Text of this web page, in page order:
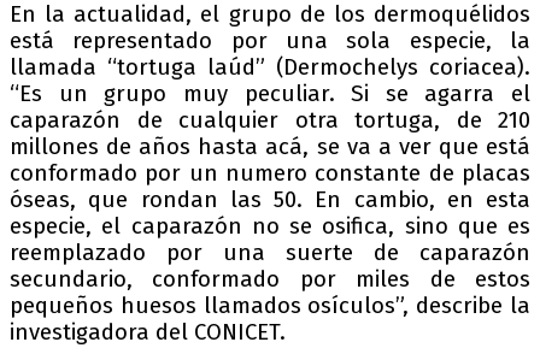
En la actualidad, el grupo de los dermoquélidos
está representado por una sola especie, la
llamada “tortuga laúd” (Dermochelys coriacea).
“Es un grupo muy peculiar. Si se agarra el
caparazón de cualquier otra tortuga, de 210
millones de años hasta acá, se va a ver que está
conformado por un numero constante de placas
óseas, que rondan las 50. En cambio, en esta
especie, el caparazón no se osifica, sino que es
reemplazado por una suerte de caparazón
secundario, conformado por miles de estos
pequeños huesos llamados osículos”, describe la
investigadora del CONICET.